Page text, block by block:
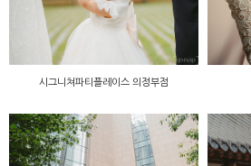
시그니쳐파티플레이스 의정부점